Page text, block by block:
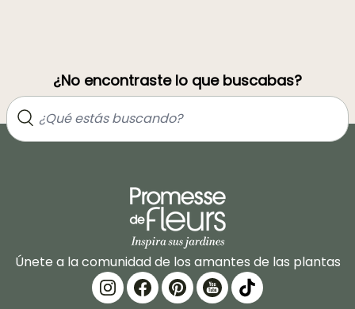
¿No encontraste lo que buscabas?
Únete a la comunidad de los amantes de las plantas